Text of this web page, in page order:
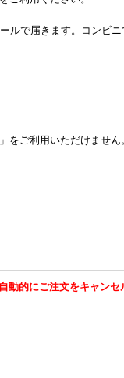
で届きます。コンビ
ご利用いただけませ
的にご注文をキャンセ